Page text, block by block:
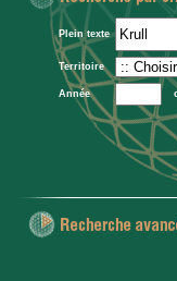
Plein texte
Territoire
Année